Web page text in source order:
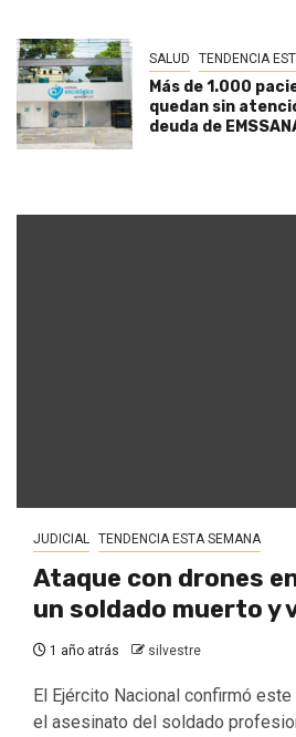
SALUD TENDENCIA
Más de 1.000
quedan sin
deuda de
JUDICIAL TENDENCIA ESTA SEMANA
Ataque con drones
un soldado muerto y
1 año atrás silvestre
El Ejército Nacional confirmó
el asesinato del soldado